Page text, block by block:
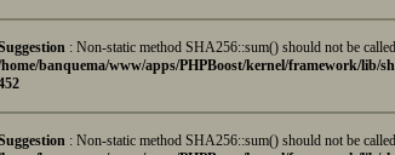
: Non-static method SHA256::sum() should not be
banquema/www/apps/PHPBoost/kernel/framework/lib/
: Non-static method SHA256::sum() should not be